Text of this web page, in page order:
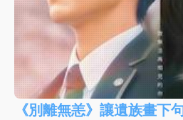
《別離無恙》讓遺族畫下